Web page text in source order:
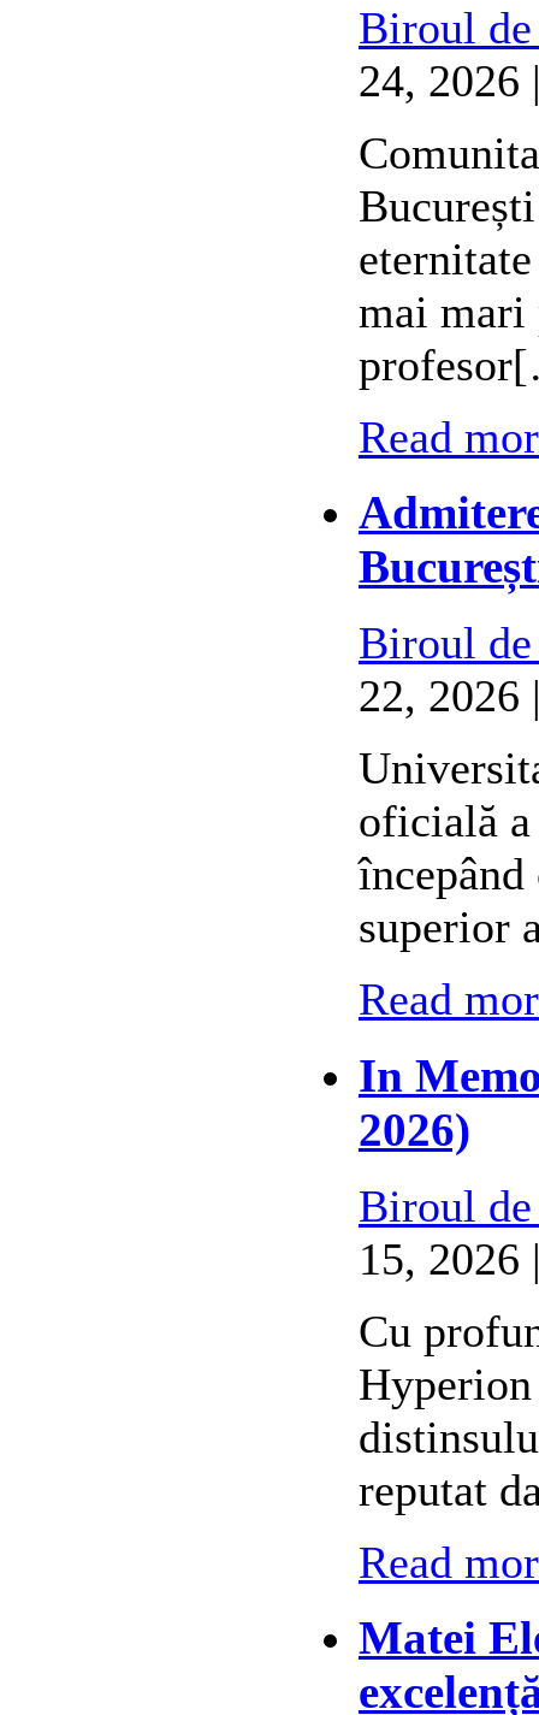
Biroul
24, 2026
mai mari
Read
Biroul
22, 2026
oficială a
superior
Read
In
2026)
Biroul
15, 2026
Cu
reputat
Read
Matei